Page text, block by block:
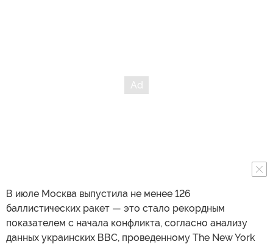
В июле Москва выпустила не менее 126
баллистических ракет — это стало рекордным
показателем с начала конфликта, согласно анализу
данных украинских ВВС, проведенному The New York